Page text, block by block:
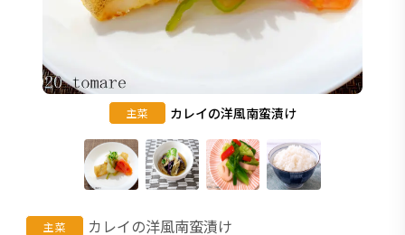
主菜 カレイの洋風南蛮漬け
主菜 カレイの洋風南蛮漬け